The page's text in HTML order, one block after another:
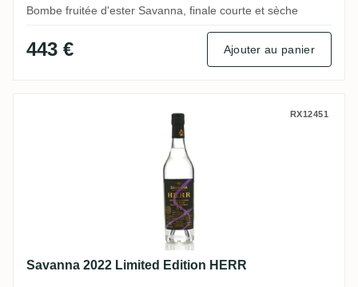
Bombe fruitée d'ester Savanna, finale courte et sèche
443 € Ajouter au panier
Savanna 2022 Limited Edition HERRRX12451
Savanna 2022 Limited Edition HERR